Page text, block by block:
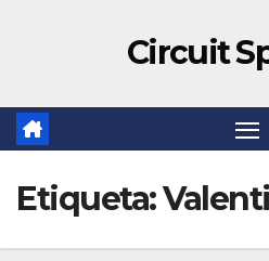
Circuit
Etiqueta: